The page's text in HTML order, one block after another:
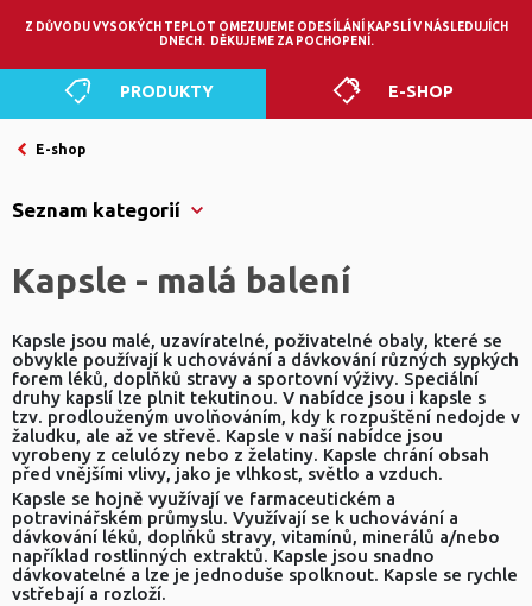
Z DŮVODU VYSOKÝCH TEPLOT OMEZUJEME ODESÍLÁNÍ KAPSLÍ V NÁSLEDUJÍCH
DNECH. DĚKUJEME ZA POCHOPENÍ.
0
PRODUKTY E-SHOP
E-shop
Seznam kategorií
Kapsle - malá balení
Kapsle jsou malé, uzavíratelné, poživatelné obaly, které se
obvykle používají k uchovávání a dávkování různých sypkých
forem léků, doplňků stravy a sportovní výživy. Speciální
druhy kapslí lze plnit tekutinou. V nabídce jsou i kapsle s
tzv. prodlouženým uvolňováním, kdy k rozpuštění nedojde v
žaludku, ale až ve střevě. Kapsle v naší nabídce jsou
vyrobeny z celulózy nebo z želatiny. Kapsle chrání obsah
před vnějšími vlivy, jako je vlhkost, světlo a vzduch.
Kapsle se hojně využívají ve farmaceutickém a
potravinářském průmyslu. Využívají se k uchovávání a
dávkování léků, doplňků stravy, vitamínů, minerálů a/nebo
například rostlinných extraktů. Kapsle jsou snadno
dávkovatelné a lze je jednoduše spolknout. Kapsle se rychle
vstřebají a rozloží.